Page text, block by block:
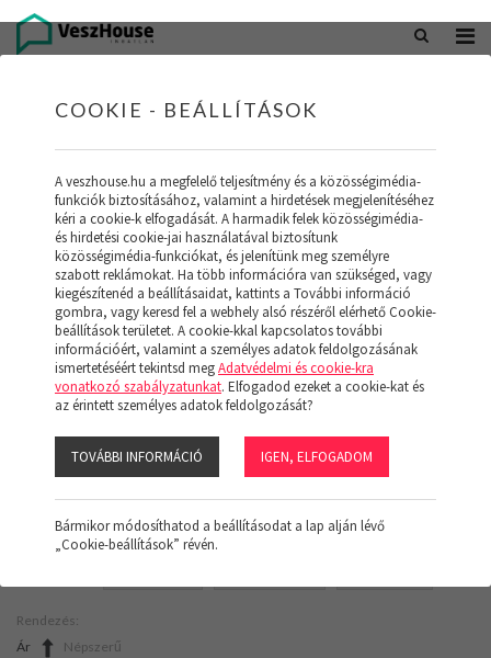
office@veszhouse.hu +36 20 402 5098
INGATLAN KÉSZLETÜNK
(19)
Szűrő megjelenítése
Rendezés:
Ár
Népszerű
COOKIE - BEÁLLÍTÁSOK
A veszhouse.hu a megfelelő teljesítmény és a közösségimédia-
funkciók biztosításához, valamint a hirdetések megjelenítéséhez
kéri a cookie-k elfogadását. A harmadik felek közösségimédia-
és hirdetési cookie-jai használatával biztosítunk
közösségimédia-funkciókat, és jelenítünk meg személyre
szabott reklámokat. Ha több információra van szükséged, vagy
kiegészítenéd a beállításaidat, kattints a További információ
gombra, vagy keresd fel a webhely alsó részéről elérhető Cookie-
beállítások területet. A cookie-kkal kapcsolatos további
információért, valamint a személyes adatok feldolgozásának
ismertetéséért tekintsd megAdatvédelmi és cookie-kra
vonatkozó szabályzatunkat. Elfogadod ezeket a cookie-kat és
az érintett személyes adatok feldolgozását?
TOVÁBBI INFORMÁCIÓ IGEN, ELFOGADOM
Bármikor módosíthatod a beállításodat a lap alján lévő
„Cookie-beállítások” révén.